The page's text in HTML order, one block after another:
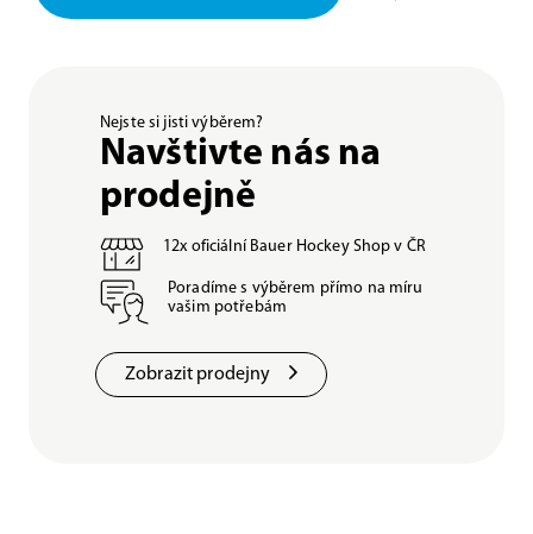
Nejste si jisti výběrem?
Navštivte nás na
prodejně
12x oficiální Bauer Hockey Shop v ČR
Poradíme s výběrem přímo na míru
vašim potřebám
Zobrazit prodejny